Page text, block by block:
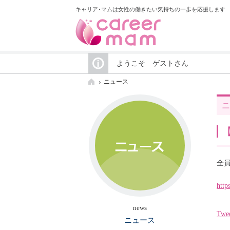
キャリア･マムは女性の働きたい気持ちの一歩を応援します
ようこそ ゲストさん
ニュース
全
news
ニュース